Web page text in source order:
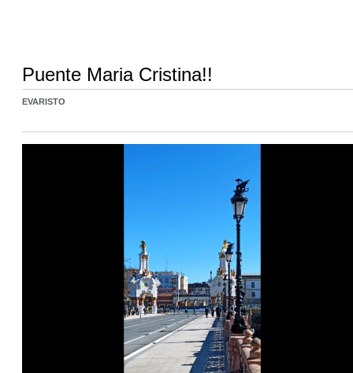
Puente Maria Cristina!!
EVARISTO